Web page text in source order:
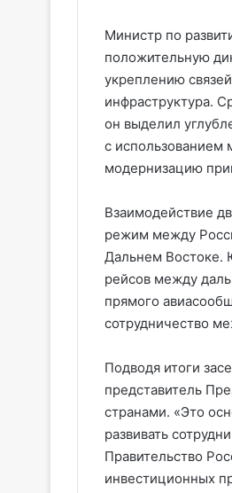
Министр по
положительную
укреплению
инфраструктура.
он выделил
с использованием
модернизацию
Взаимодействие
режим между
Дальнем Востоке.
рейсов между
прямого
сотрудничество
Подводя итоги
представитель
странами. «Это
развивать
Правительство
инвестиционных